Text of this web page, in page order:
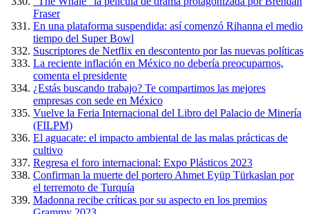
Fraser
En una plataforma suspendida: así comenzó Rihanna el medio
tiempo del Super Bowl
Suscriptores de Netflix en descontento por las nuevas políticas
La reciente inflación en México no debería preocuparnos,
comenta el presidente
¿Estás buscando trabajo? Te compartimos las mejores
empresas con sede en México
Vuelve la Feria Internacional del Libro del Palacio de Minería
(FILPM)
El aguacate: el impacto ambiental de las malas prácticas de
cultivo
Regresa el foro internacional: Expo Plásticos 2023
Confirman la muerte del portero Ahmet Eyüp Türkaslan por
el terremoto de Turquía
Madonna recibe críticas por su aspecto en los premios